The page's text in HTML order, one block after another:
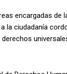
encargadas de
la ciudadanía